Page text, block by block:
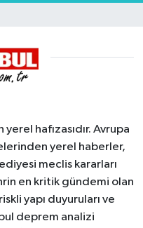
hafızasıdır. Avrupa
yerel haberler,
meclis kararları
en kritik gündemi olan
yapı duyuruları ve
deprem analizi